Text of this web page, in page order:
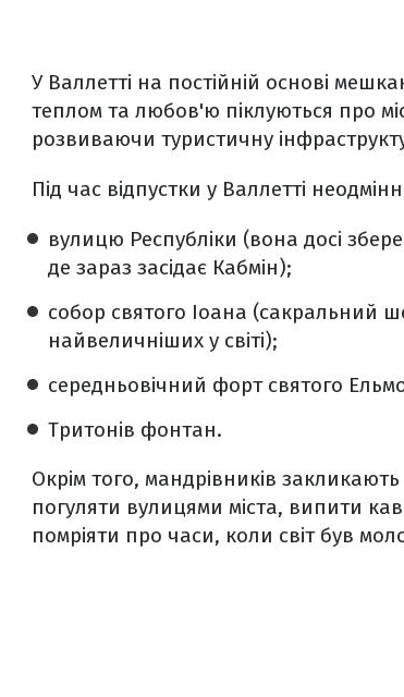
У Валлетті на постійній основі
теплом та любов'ю піклуються про
розвиваючи туристичну
Під час відпустки у Валлетті
вулицю Республіки (вона досі
де зараз засідає Кабмін);
собор святого Іоана (сакральний
найвеличніших у світі);
середньовічний форт святого
Тритонів фонтан.
Окрім того, мандрівників
погуляти вулицями міста, випити
помріяти про часи, коли світ був